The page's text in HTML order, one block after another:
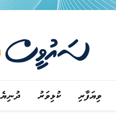
ވިޔަފާރި ކުޅިވަރު ދުނިޔެ